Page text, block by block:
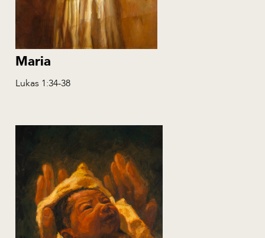
Maria
Lukas 1:34-38